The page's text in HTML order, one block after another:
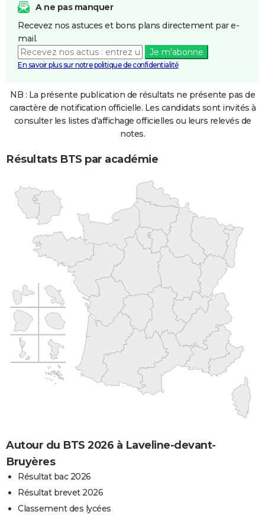
A ne pas manquer
Recevez nos astuces et bons plans directement par e-
mail.
Je m'abonne
En savoir plus sur notre politique de confidentialité
NB : La présente publication de résultats ne présente pas de
caractère de notification officielle. Les candidats sont invités à
consulter les listes d'affichage officielles ou leurs relevés de
notes.
Résultats BTS par académie
Autour du BTS 2026 à Laveline-devant-
Bruyères
Résultat bac 2026
Résultat brevet 2026
Classement des lycées